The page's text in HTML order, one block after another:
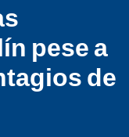
pese a
de